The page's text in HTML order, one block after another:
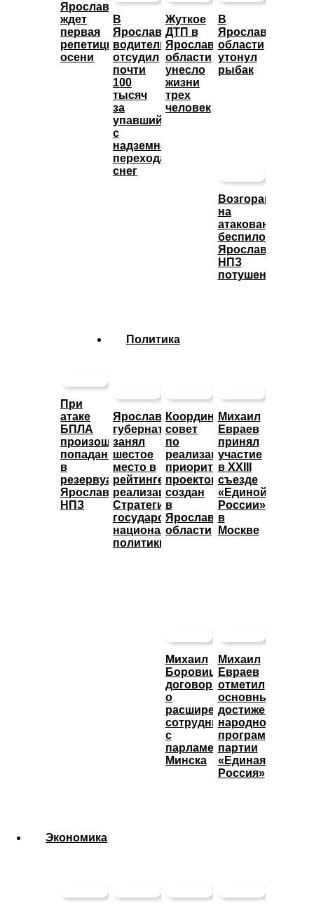
Ярославцев
ждет
первая
репетиция
осени
В
Ярославле
водитель
отсудил
почти
100
тысяч
за
упавший
с
надземного
перехода
снег
Жуткое
ДТП в
Ярославской
области
унесло
жизни
трех
человек
В
Ярославской
области
утонул
рыбак
Возгорание
на
атакованном
беспилотниками
Ярославском
НПЗ
потушено
При
атаке
БПЛА
произошло
попадание
в
резервуары
Ярославского
НПЗ
Политика
Ярославский
губернатор
занял
шестое
место в
рейтинге
реализации
Стратегии
государственной
национальной
политики
Координационный
совет
по
реализации
приоритетных
проектов
создан
в
Ярославской
области
Михаил
Евраев
принял
участие
в XXIII
съезде
«Единой
России»
в
Москве
Михаил
Боровицкий
договорился
о
расширении
сотрудничества
с
парламентом
Минска
Михаил
Евраев
отметил
основные
достижения
народной
программы
партии
«Единая
Россия»
Экономика